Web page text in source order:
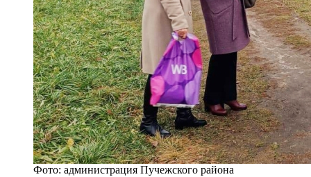
Фото: администрация Пучежского района